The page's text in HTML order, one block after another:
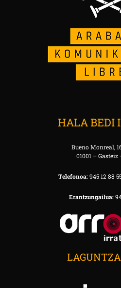
HALA BEDI
Bueno Monreal,
01001 – Gasteiz
Telefonoa:945 12 88
Erantzungailua: